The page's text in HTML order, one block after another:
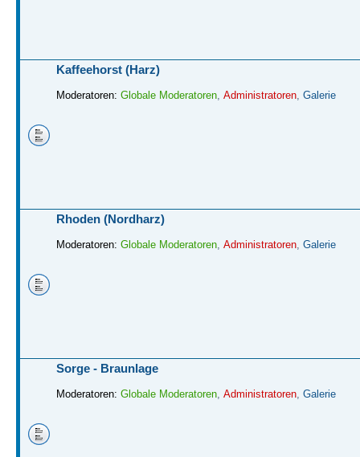
Kaffeehorst (Harz)
Moderatoren: Globale Moderatoren, Administratoren, Galerie
Rhoden (Nordharz)
Moderatoren: Globale Moderatoren, Administratoren, Galerie
Sorge - Braunlage
Moderatoren: Globale Moderatoren, Administratoren, Galerie